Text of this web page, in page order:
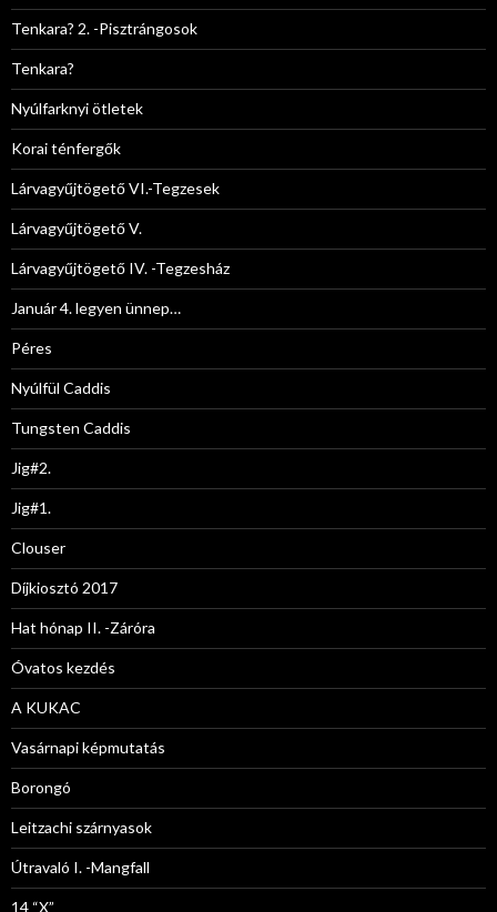
Tenkara? 2. -Pisztrángosok
Tenkara?
Nyúlfarknyi ötletek
Korai ténfergők
Lárvagyűjtögető VI.-Tegzesek
Lárvagyűjtögető V.
Lárvagyűjtögető IV. -Tegzesház
Január 4. legyen ünnep…
Péres
Nyúlfül Caddis
Tungsten Caddis
Jig#2.
Jig#1.
Clouser
Díjkiosztó 2017
Hat hónap II. -Záróra
Óvatos kezdés
A KUKAC
Vasárnapi képmutatás
Borongó
Leitzachi szárnyasok
Útravaló I. -Mangfall
14 “X”